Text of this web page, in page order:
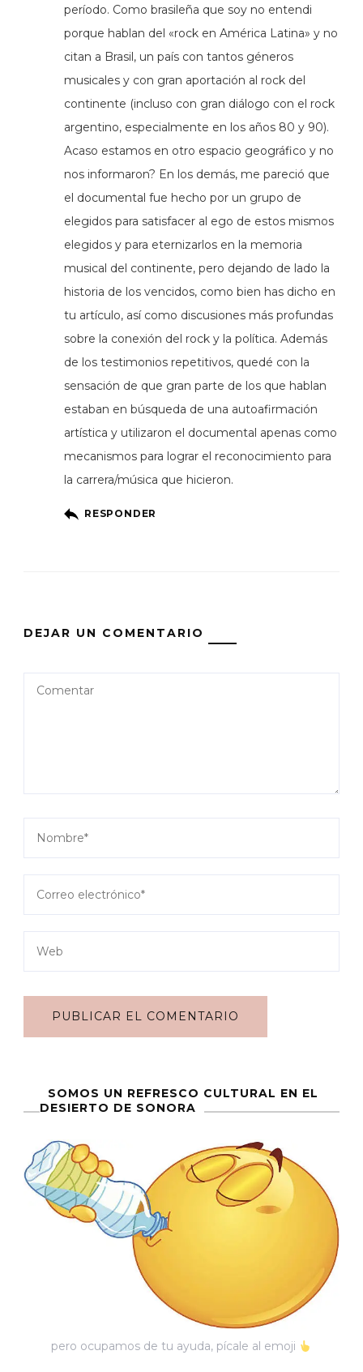
período. Como brasileña que soy no entendi
porque hablan del «rock en América Latina» y no
citan a Brasil, un país con tantos géneros
musicales y con gran aportación al rock del
continente (incluso con gran diálogo con el rock
argentino, especialmente en los años 80 y 90).
Acaso estamos en otro espacio geográfico y no
nos informaron? En los demás, me pareció que
el documental fue hecho por un grupo de
elegidos para satisfacer al ego de estos mismos
elegidos y para eternizarlos en la memoria
musical del continente, pero dejando de lado la
historia de los vencidos, como bien has dicho en
tu artículo, así como discusiones más profundas
sobre la conexión del rock y la política. Además
de los testimonios repetitivos, quedé con la
sensación de que gran parte de los que hablan
estaban en búsqueda de una autoafirmación
artística y utilizaron el documental apenas como
mecanismos para lograr el reconocimiento para
la carrera/música que hicieron.
RESPONDER
DEJAR UN COMENTARIO
SOMOS UN REFRESCO CULTURAL EN EL
DESIERTO DE SONORA
pero ocupamos de tu ayuda, pícale al emoji